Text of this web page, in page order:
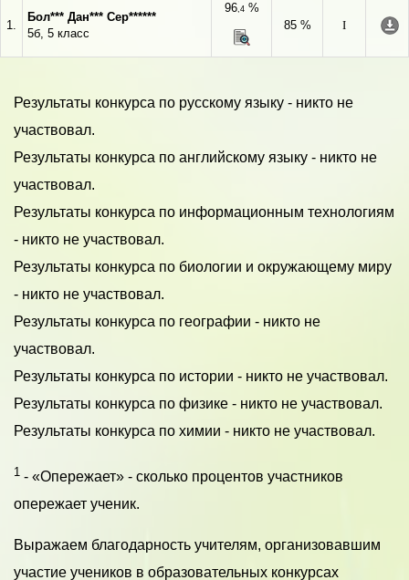
1.
Бол*** Дан*** Сер******
5б, 5 класс
96,4%
85 %
I
Результаты конкурса по русскому языку - никто не
участвовал.
Результаты конкурса по английскому языку - никто не
участвовал.
Результаты конкурса по информационным технологиям
- никто не участвовал.
Результаты конкурса по биологии и окружающему миру
- никто не участвовал.
Результаты конкурса по географии - никто не
участвовал.
Результаты конкурса по истории - никто не участвовал.
Результаты конкурса по физике - никто не участвовал.
Результаты конкурса по химии - никто не участвовал.
1 - «Опережает» - сколько процентов участников
опережает ученик.
Выражаем благодарность учителям, организовавшим
участие учеников в образовательных конкурсах